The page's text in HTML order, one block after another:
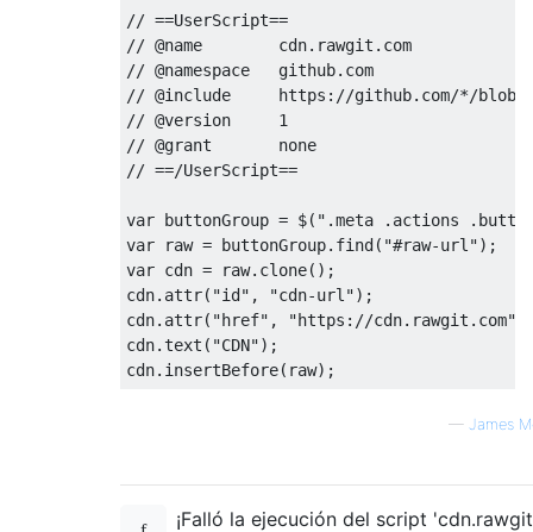
// ==UserScript==
// @name        cdn.rawgit.com
// @namespace   github.com
// @include     https://github.com/*/blob/
// @version     1
// @grant       none
// ==/UserScript==
var buttonGroup = $( ".meta .actions
var raw = buttonGroup. find( "#raw-url");
var cdn = raw. clone();
cdn. attr( "id" , "cdn-url");
cdn. attr( "href" , "https://cdn.rawgit.com"
cdn.text ( "CDN");
cdn. insertBefore( raw);
— James
¡Falló la ejecución del script